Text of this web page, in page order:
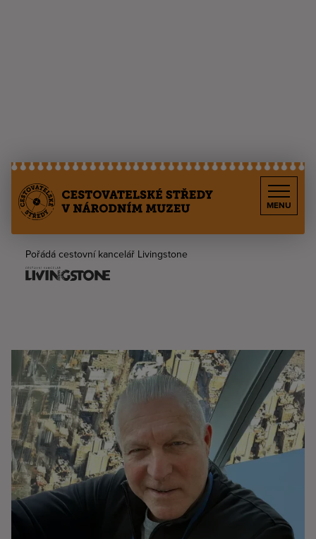
MENU
Pořádá cestovní kancelář Livingstone